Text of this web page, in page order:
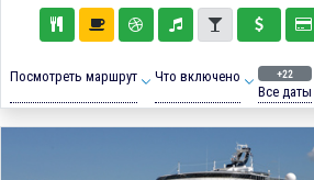
Посмотреть маршрут Что включено +22
Все даты